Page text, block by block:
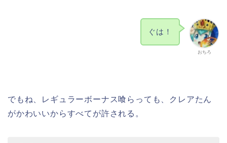
おちろ
ぐは！
でもね、レギュラーボーナス喰らっても、クレアたん
がかわいいからすべてが許される。